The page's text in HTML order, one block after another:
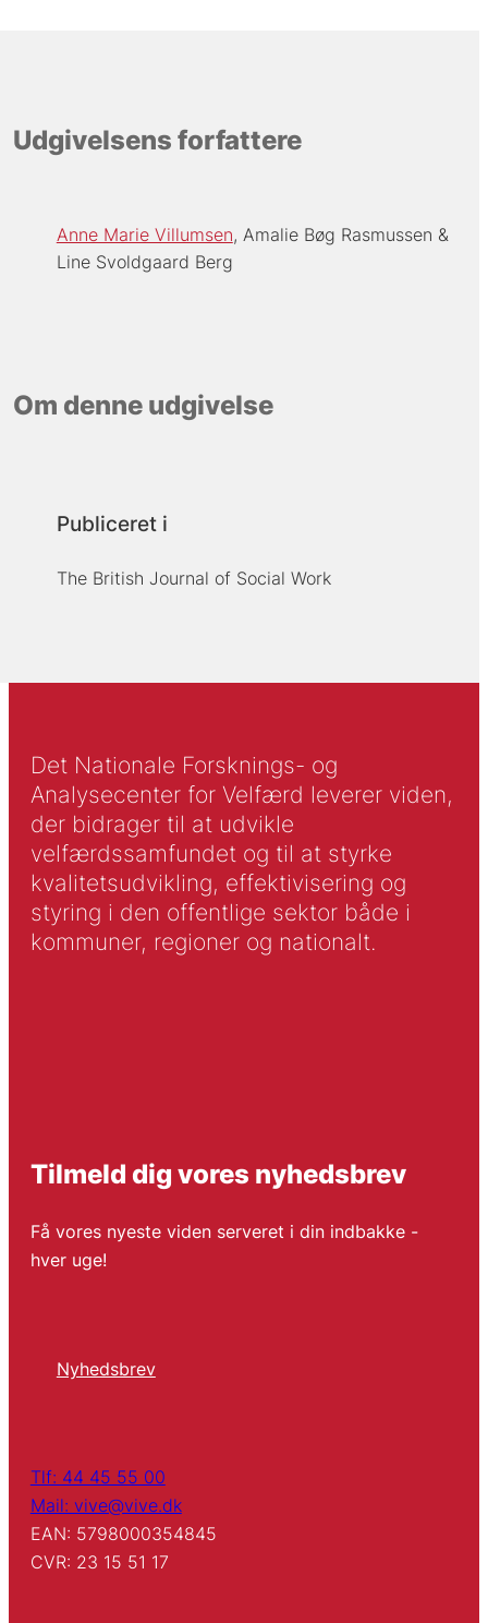
Udgivelsens forfattere
Anne Marie Villumsen Amalie Bøg Rasmussen
Line Svoldgaard Berg
Om denne udgivelse
Publiceret i
The British Journal of Social Work
Det Nationale Forsknings- og
Analysecenter for Velfærd leverer viden,
der bidrager til at udvikle
velfærdssamfundet og til at styrke
kvalitetsudvikling, effektivisering og
styring i den offentlige sektor både i
kommuner, regioner og nationalt.
Tilmeld dig vores nyhedsbrev
Få vores nyeste viden serveret i din indbakke -
hver uge!
Nyhedsbrev
Tlf: 44 45 55 00
Mail: vive@vive.dk
EAN: 5798000354845
CVR: 23 15 51 17